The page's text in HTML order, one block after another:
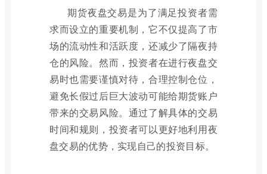
期货夜盘交易是为了满足投资者需
求而设立的重要机制，它不仅提高了市
场的流动性和活跃度，还减少了隔夜持
仓的风险。然而，投资者在进行夜盘交
易时也需要谨慎对待，合理控制仓位，
避免长假过后巨大波动可能给期货账户
带来的交易风险。通过了解具体的交易
时间和规则，投资者可以更好地利用夜
盘交易的优势，实现自己的投资目标。